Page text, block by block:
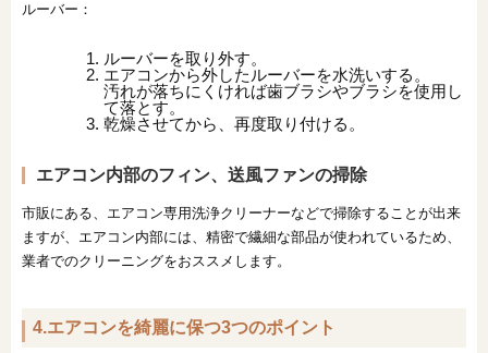
ルーバー：
ルーバーを取り外す。
エアコンから外したルーバーを水洗いする。
汚れが落ちにくければ歯ブラシやブラシを使用し
て落とす。
乾燥させてから、再度取り付ける。
エアコン内部のフィン、送風ファンの掃除
市販にある、エアコン専用洗浄クリーナーなどで掃除することが出来
ますが、エアコン内部には、精密で繊細な部品が使われているため、
業者でのクリーニングをおススメします。
4.エアコンを綺麗に保つ3つのポイント